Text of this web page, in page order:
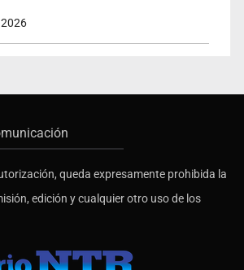
queda expresamente prohibida la
edición y cualquier otro uso de los